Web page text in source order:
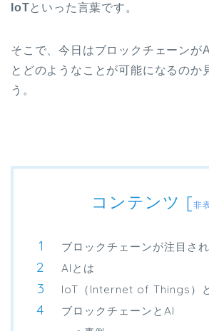
IoTといった言葉です。
そこで、今日はブロックチェーンが
とどのようなことが可能になるのか
う。
コンテンツ [非
ブロックチェーンが注目さ
AIとは
IoT（Internet of Things）
ブロックチェーンとAI